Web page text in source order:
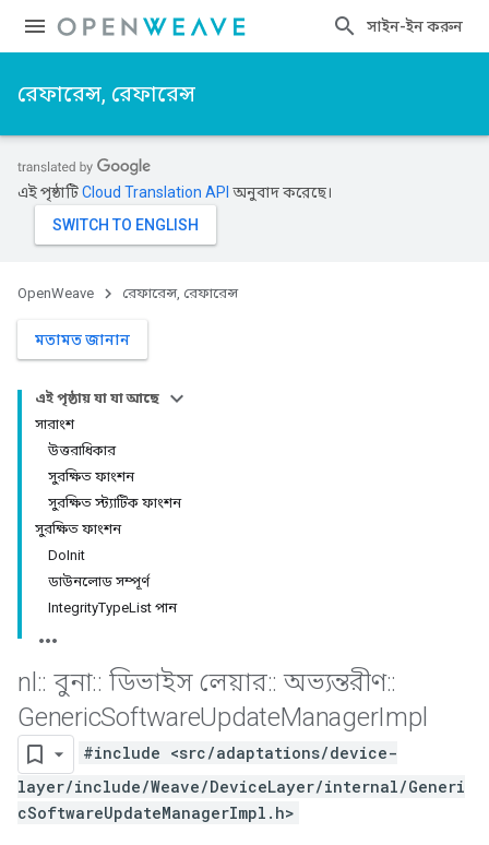
সাইন-ইন করুন
রেফারেন্স, রেফারেন্স
এই পৃষ্ঠাটিCloud Translation API অনুবাদ করেছে।
OpenWeave রেফারেন্স, রেফারেন্স
মতামত জানান
এই পৃষ্ঠায় যা যা আছে
সারাংশ
উত্তরাধিকার
সুরক্ষিত ফাংশন
সুরক্ষিত স্ট্যাটিক ফাংশন
সুরক্ষিত ফাংশন
DoInit
ডাউনলোড সম্পূর্ণ
IntegrityTypeList পান
nl :: বুনা:: ডিভাইস লেয়ার:: অভ্যন্তরীণ::
GenericSoftwareUpdateManagerImpl
#include <src/adaptations/device-
layer/include/Weave/DeviceLayer/internal/Generi
cSoftwareUpdateManagerImpl.h>